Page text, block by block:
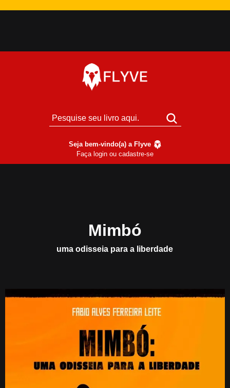
Seja bem-vindo(a) a Flyve
Faça login ou cadastre-se
Mimbó
uma odisseia para a liberdade